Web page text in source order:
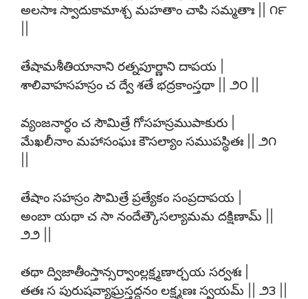
అలసాః స్వాదుకామాశ్చ మహతాం చాపి సమ్మతాః || ౧౯
తేషామశీతియానాని రత్నపూర్ణాని దాపయ |
శాలివాహసహస్రం చ ద్వే శతే భద్రకాంస్తథా || ౨౦ ||
వ్యంజనార్థం చ సౌమిత్రే గోసహస్రముపాకురు |
మేఖలీనాం మహాసంఘః కౌసల్యాం సముపస్థితః || ౨౧
తేషాం సహస్రం సౌమిత్రే ప్రత్యేకం సంప్రదాపయ |
అంబా యథా చ సా నందేత్కౌసల్యామమ దక్షిణామ్ ||
౨౨ ||
తథా ద్విజాతీంస్తాన్సర్వాంల్లక్ష్మణార్చయ సర్వశః |
తతః స పురుషవ్యాఘ్రస్తద్ధనం లక్ష్మణః స్వయమ్ || ౨౩ ||